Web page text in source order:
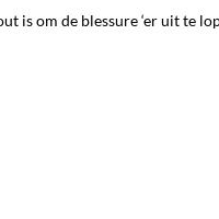
is om de blessure ‘er uit te